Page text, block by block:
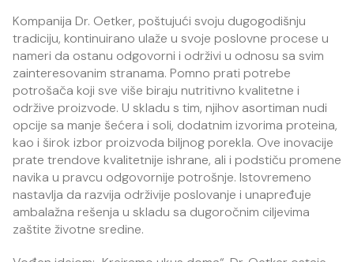
Kompanija Dr. Oetker, poštujući svoju dugogodišnju
tradiciju, kontinuirano ulaže u svoje poslovne procese u
nameri da ostanu odgovorni i održivi u odnosu sa svim
zainteresovanim stranama. Pomno prati potrebe
potrošača koji sve više biraju nutritivno kvalitetne i
održive proizvode. U skladu s tim, njihov asortiman nudi
opcije sa manje šećera i soli, dodatnim izvorima proteina,
kao i širok izbor proizvoda biljnog porekla. Ove inovacije
prate trendove kvalitetnije ishrane, ali i podstiču promene
navika u pravcu odgovornije potrošnje. Istovremeno
nastavlja da razvija održivije poslovanje i unapređuje
ambalažna rešenja u skladu sa dugoročnim ciljevima
zaštite životne sredine.